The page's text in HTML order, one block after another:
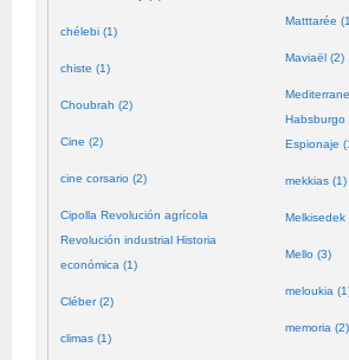
chélebi (1)
chiste (1)
Choubrah (2)
Cine (2)
cine corsario (2)
Cipolla Revolución agrícola
Revolución industrial Historia
económica (1)
Cléber (2)
climas (1)
Matttarée
Maviaël (2)
Habsburgo
Espionaje
mekkias (1)
Melkisedek
Mello (3)
meloukia
memoria (2)